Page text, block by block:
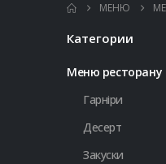
МЕНЮ
Категории
Меню ресторану
Гарніри
Десерт
Закуски